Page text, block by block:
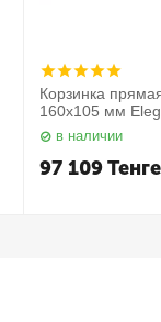
Корзинка
160х105 мм
11658010000
в наличии
97 109Тенге